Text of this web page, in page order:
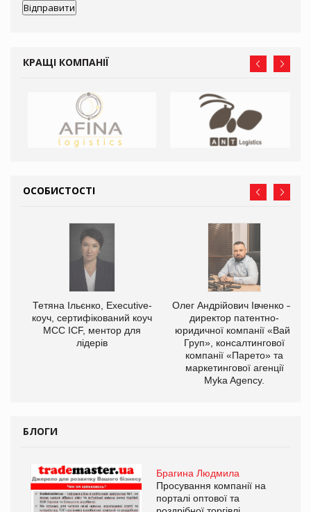
КРАЩІ КОМПАНІЇ
ОСОБИСТОСТІ
Тетяна Ільєнко, Executive-
коуч, сертифікований коуч
МСС ICF, ментор для
лідерів
Олег Андрійович Івченко —
директор патентно-
юридичної компанії «Вайз
Груп», консалтингової
компанії «Парето» та
маркетингової агенції
Myka Agency.
БЛОГИ
Брагина Людмила
Просування компанії на
порталі оптової та